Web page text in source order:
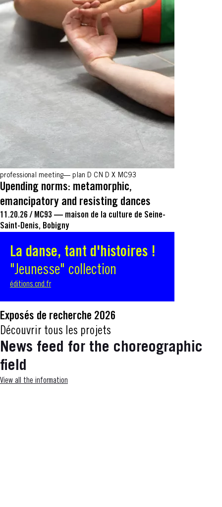
professional meeting plan D CN D X MC93
Upending norms: metamorphic,
emancipatory and resisting dances
11.20.26 / MC93 — maison de la culture de Seine-
Saint-Denis, Bobigny
La danse, tant d'histoires !
"Jeunesse" collection
éditions.cnd.fr
Exposés de recherche 2026
Découvrir tous les projets
News feed for the choreographic
field
View all the information